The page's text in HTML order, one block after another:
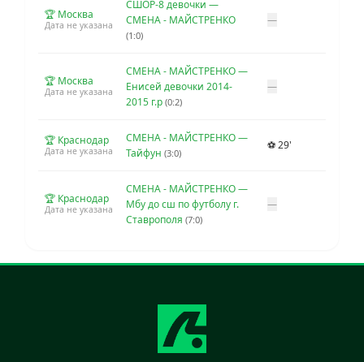
🏆 Москва
Дата не указана
СШОР-8 девочки —
СМЕНА - МАЙСТРЕНКО
(1:0)
—
🏆 Москва
Дата не указана
СМЕНА - МАЙСТРЕНКО —
Енисей девочки 2014-
2015 г.р (0:2)
—
🏆 Краснодар
Дата не указана
СМЕНА - МАЙСТРЕНКО —
Тайфун (3:0)
⚽ 29'
🏆 Краснодар
Дата не указана
СМЕНА - МАЙСТРЕНКО —
Мбу до сш по футболу г.
Ставрополя (7:0)
—